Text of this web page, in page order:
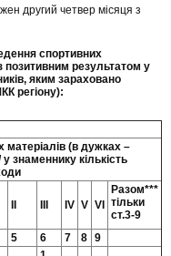
другий четвер місяця з
спортивних
позитивним результатом у
яким зараховано
регіону):
матеріалів (в дужках –
знаменнику кількість
ІV V VІ
Разом***
тільки
ст.3-9
5 6 7 8 9